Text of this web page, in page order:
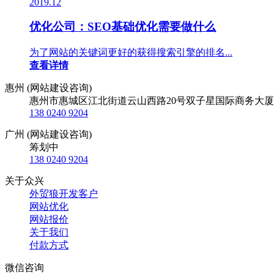
优化公司：SEO基础优化需要做什么
为了网站的关键词更好的获得搜索引擎的排名...
查看详情
惠州 (网站建设咨询)
惠州市惠城区江北街道云山西路20号双子星国际商务大
138 0240 9204
广州 (网站建设咨询)
筹划中
138 0240 9204
关于众兴
外贸狼开发客户
网站优化
网站报价
关于我们
付款方式
微信咨询